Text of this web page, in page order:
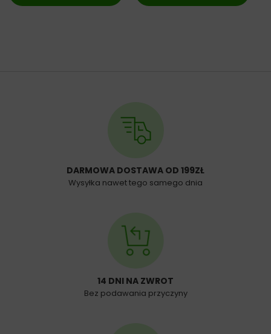
DARMOWA DOSTAWA OD 199ZŁ
Wysyłka nawet tego samego dnia
14 DNI NA ZWROT
Bez podawania przyczyny